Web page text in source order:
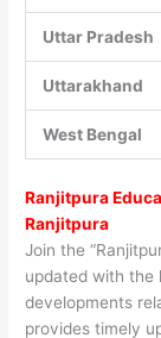
Uttar Pradesh
Uttarakhand
West Bengal
Ranjitpura
Ranjitpura
Join the
updated with the
developments
provides timely